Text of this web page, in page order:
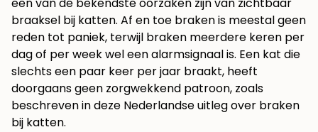
een van de bekendste oorzaken zijn van zichtbaar
braaksel bij katten. Af en toe braken is meestal geen
reden tot paniek, terwijl braken meerdere keren per
dag of per week wel een alarmsignaal is. Een kat die
slechts een paar keer per jaar braakt, heeft
doorgaans geen zorgwekkend patroon, zoals
beschreven in deze Nederlandse uitleg over braken
bij katten.